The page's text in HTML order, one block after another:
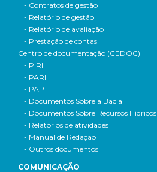
- Contratos de gestão
- Relatório de gestão
- Relatório de avaliação
- Prestação de contas
Centro de documentação (CEDOC)
- PIRH
- PARH
- PAP
- Documentos Sobre a Bacia
- Documentos Sobre Recursos Hídricos
- Relatórios de atividades
- Manual de Redação
- Outros documentos
COMUNICAÇÃO